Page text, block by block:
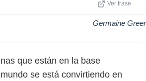
Ver frase
Germaine Greer
que están en la base
se está convirtiendo en